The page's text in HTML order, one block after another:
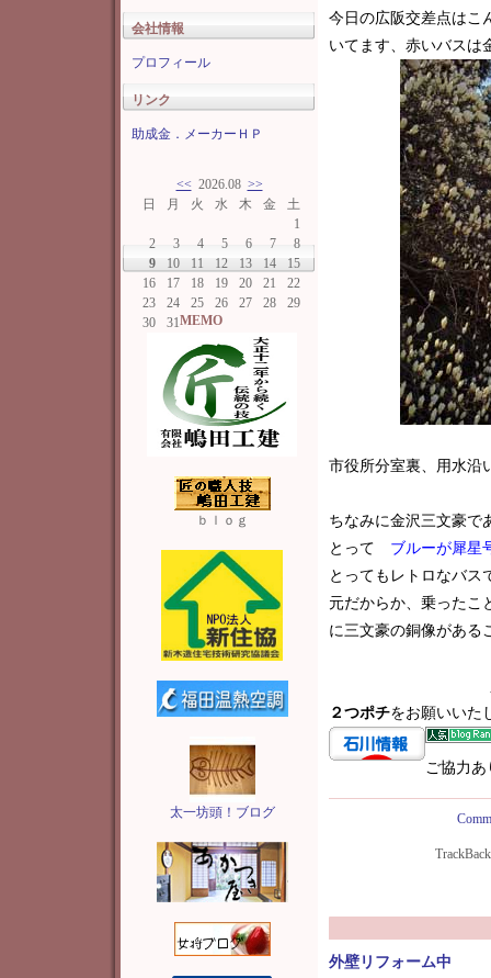
会社情報
プロフィール
リンク
助成金．メーカーＨＰ
<< 2026.08 >>
日
2
9
16
23
30
月
3
10
17
24
31
火
4
11
18
25
水
5
12
19
26
木
6
13
20
27
金
7
14
21
28
土
1
8
15
22
29
MEMO
ｂｌｏｇ
太一坊頭！ブログ
今日の広阪交差点はこ
いてます、赤いバスは
市役所分室裏、用水沿
ちなみに金沢三文豪で
とって ブルーが犀星
とってもレトロなバス
元だからか、乗った
に三文豪の銅像がある
２つポチをお願いいた
ご協力
外壁リフォーム中